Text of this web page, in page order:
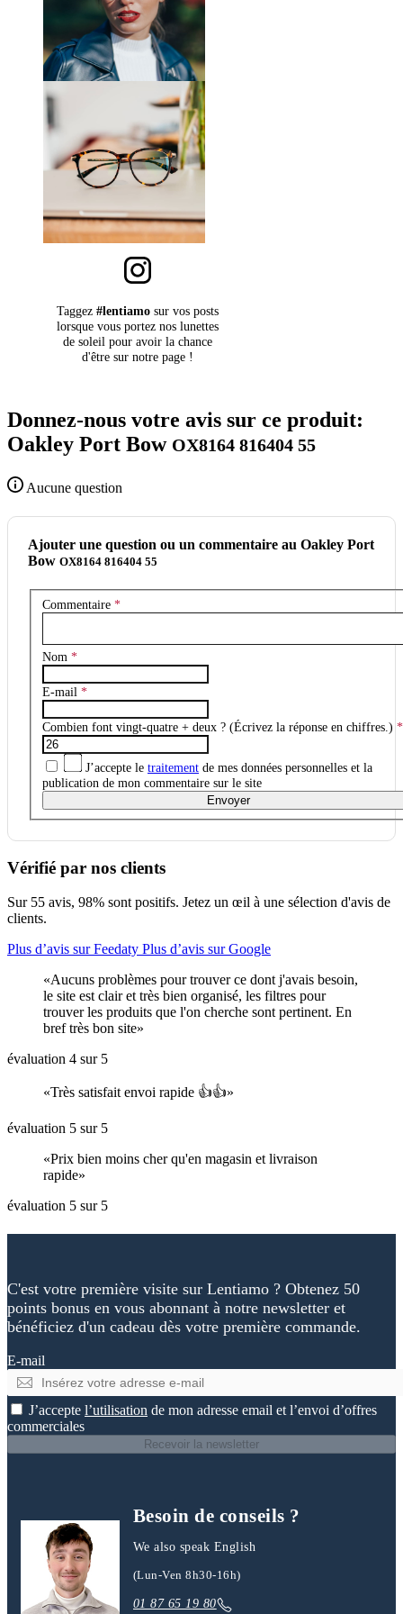
Code:
OX8164 816404 55
Taggez #lentiamo sur vos posts
lorsque vous portez nos lunettes
de soleil pour avoir la chance
d'être sur notre page !
Donnez-nous votre avis sur ce produit:
Oakley Port Bow OX8164 816404 55
Aucune question
Ajouter une question ou un commentaire au Oakley Port
Bow OX8164 816404 55
Commentaire *
Nom *
E-mail *
Combien font vingt-quatre + deux ? (Écrivez la réponse en chiffres.) *
J’accepte le traitement de mes données personnelles et la
publication de mon commentaire sur le site
Envoyer
Vérifié par nos clients
Sur 55 avis, 98% sont positifs. Jetez un œil à une sélection d'avis de
clients.
Plus d’avis sur Feedaty Plus d’avis sur Google
Aucuns problèmes pour trouver ce dont j'avais besoin,
le site est clair et très bien organisé, les filtres pour
trouver les produits que l'on cherche sont pertinent. En
bref très bon site
évaluation 4 sur 5
Très satisfait envoi rapide 👍👍
évaluation 5 sur 5
Prix bien moins cher qu'en magasin et livraison
rapide
évaluation 5 sur 5
C'est votre première visite sur Lentiamo ? Obtenez 50
points bonus en vous abonnant à notre newsletter et
bénéficiez d'un cadeau dès votre première commande.
E-mail
Recevoir la newsletter
J’accepte l’utilisation de mon adresse email et l’envoi d’offres
commerciales
Besoin de conseils ?
We also speak English
(Lun-Ven 8h30-16h)
01 87 65 19 80